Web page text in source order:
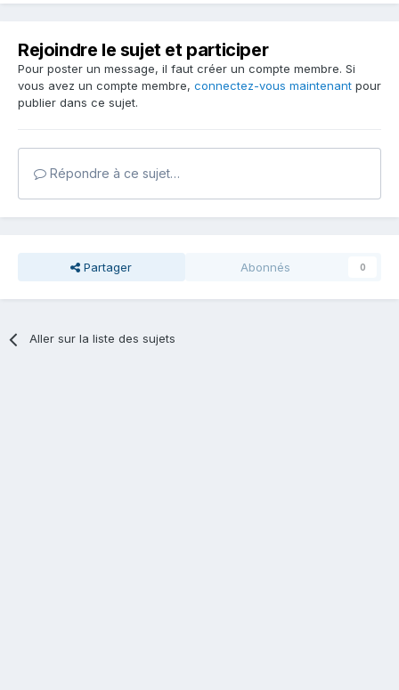
Rejoindre le sujet et participer
Pour poster un message, il faut créer un compte membre. Si
vous avez un compte membre, connectez-vous maintenant pour
publier dans ce sujet.
Répondre à ce sujet…
Partager Abonnés 0
Aller sur la liste des sujets